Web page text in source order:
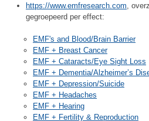
https://www.emfresearch.com ,
gegroepeerd per effect:
EMF's and Blood/Brain Barrier
EMF + Breast Cancer
EMF + Cataracts/Eye Sight Loss
EMF + Dementia/Alzheimer’s
EMF + Depression/Suicide
EMF + Headaches
EMF + Hearing
EMF + Fertility & Reproduction